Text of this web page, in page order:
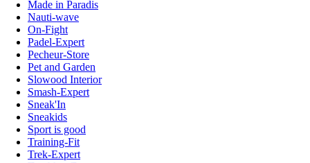
Made in Paradis
Nauti-wave
On-Fight
Padel-Expert
Pecheur-Store
Pet and Garden
Slowood Interior
Smash-Expert
Sneak'In
Sneakids
Sport is good
Training-Fit
Trek-Expert